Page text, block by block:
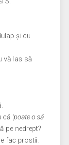
şi cu
vă las să
că ‘poate o să
pe nedrept?
fac prostii.